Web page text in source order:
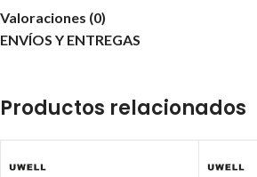
Valoraciones (0)
ENVÍOS Y ENTREGAS
Productos relacionados